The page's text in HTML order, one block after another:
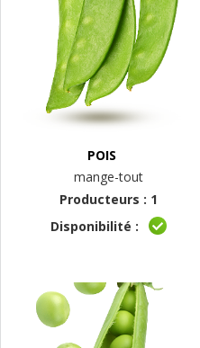
POIS
mange-tout
Producteurs : 1
Disponibilité :